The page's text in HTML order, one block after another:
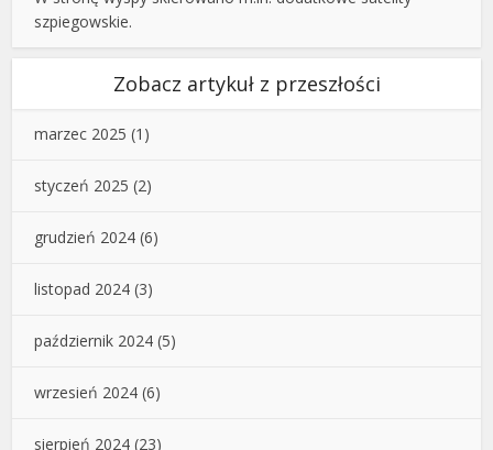
szpiegowskie.
Zobacz artykuł z przeszłości
marzec 2025 (1)
styczeń 2025 (2)
grudzień 2024 (6)
listopad 2024 (3)
październik 2024 (5)
wrzesień 2024 (6)
sierpień 2024 (23)